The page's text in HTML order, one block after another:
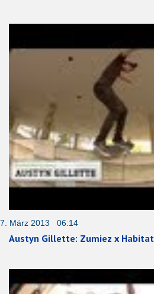
7. März 2013 06:14
Austyn Gillette: Zumiez x Habitat